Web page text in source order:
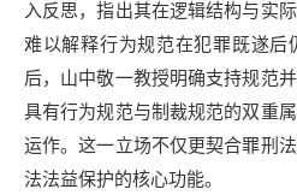
入反思，指出其在逻辑结构与实
难以解释行为规范在犯罪既遂后
后，山中敬一教授明确支持规范
具有行为规范与制裁规范的双重
运作。这一立场不仅更契合罪刑
法法益保护的核心功能。